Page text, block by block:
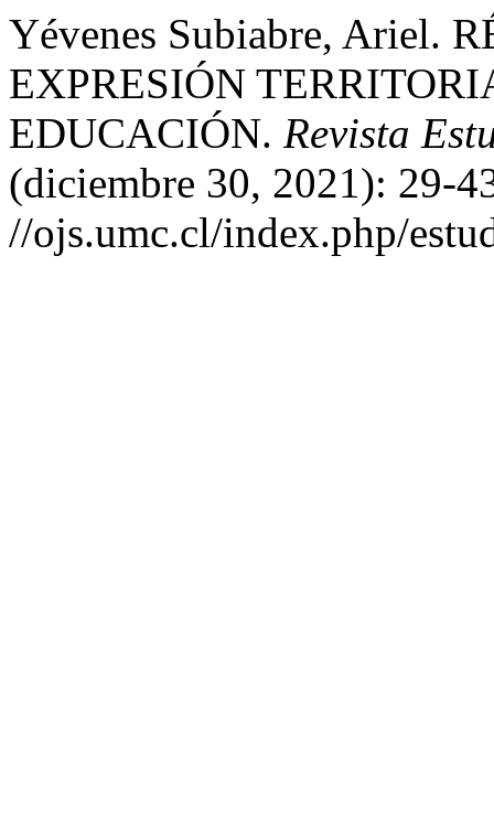
Yévenes Subiabre, Ariel.
EXPRESIÓN
EDUCACIÓN. Revista
(diciembre 30, 2021): 29-
//ojs.umc.cl/index.php/